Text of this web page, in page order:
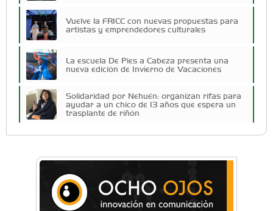
Vuelve la FRICC con nuevas propuestas para
artistas y emprendedores culturales
La escuela De Pies a Cabeza presenta una
nueva edición de Invierno de Vacaciones
Solidaridad por Nehuén: organizan rifas para
ayudar a un chico de 13 años que espera un
trasplante de riñón
Docentes y directivos se capacitaron sobre
inteligencia artificial para aplicar en las aulas